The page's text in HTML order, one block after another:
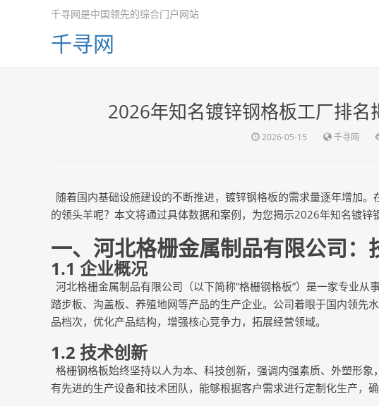
千寻网是中国领先的综合门户网站
千寻网
2026年知名镀锌钢格板工厂排名
2026-05-15 千寻网
随着国内基础设施建设的不断推进，镀锌钢格板的需求量逐年增加
的领头羊呢？本文将通过具体数据和案例，为您揭示2026年知名镀锌
一、河北格栅金属制品有限公司：
1.1 企业概况
河北格栅金属制品有限公司（以下简称“格栅钢格板”）是一家专业从
踏步板、沟盖板、养殖地网等产品的生产企业。公司着眼于国内领先
品档次，优化产品结构，增强核心竞争力，拓展经营领域。
1.2 技术创新
格栅钢格板始终坚持以人为本、科技创新，强调内强素质、外塑形
有先进的生产设备和技术团队，能够根据客户需求进行定制化生产，